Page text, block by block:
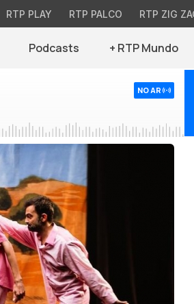
RTP PLAY RTP PALCO RTP ZIG
Podcasts + RTP Mundo
NO AR